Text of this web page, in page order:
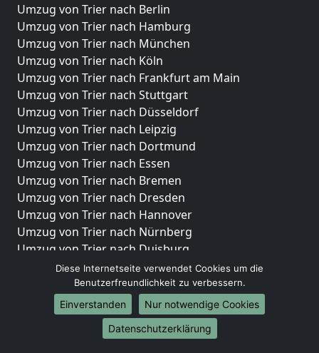
Umzug von Trier nach Berlin
Umzug von Trier nach Hamburg
Umzug von Trier nach München
Umzug von Trier nach Köln
Umzug von Trier nach Frankfurt am Main
Umzug von Trier nach Stuttgart
Umzug von Trier nach Düsseldorf
Umzug von Trier nach Leipzig
Umzug von Trier nach Dortmund
Umzug von Trier nach Essen
Umzug von Trier nach Bremen
Umzug von Trier nach Dresden
Umzug von Trier nach Hannover
Umzug von Trier nach Nürnberg
Umzug von Trier nach Duisburg
Umzug von Trier nach Bochum
Umzug von Trier nach Wuppertal
Umzug von Trier nach Bielefeld
Umzug von Trier nach Bonn
Umzug von Trier nach Münster
Diese Internetseite verwendet Cookies um die
Benutzerfreundlichkeit zu verbessern.
Einverstanden
Nur notwendige Cookies
Datenschutzerklärung